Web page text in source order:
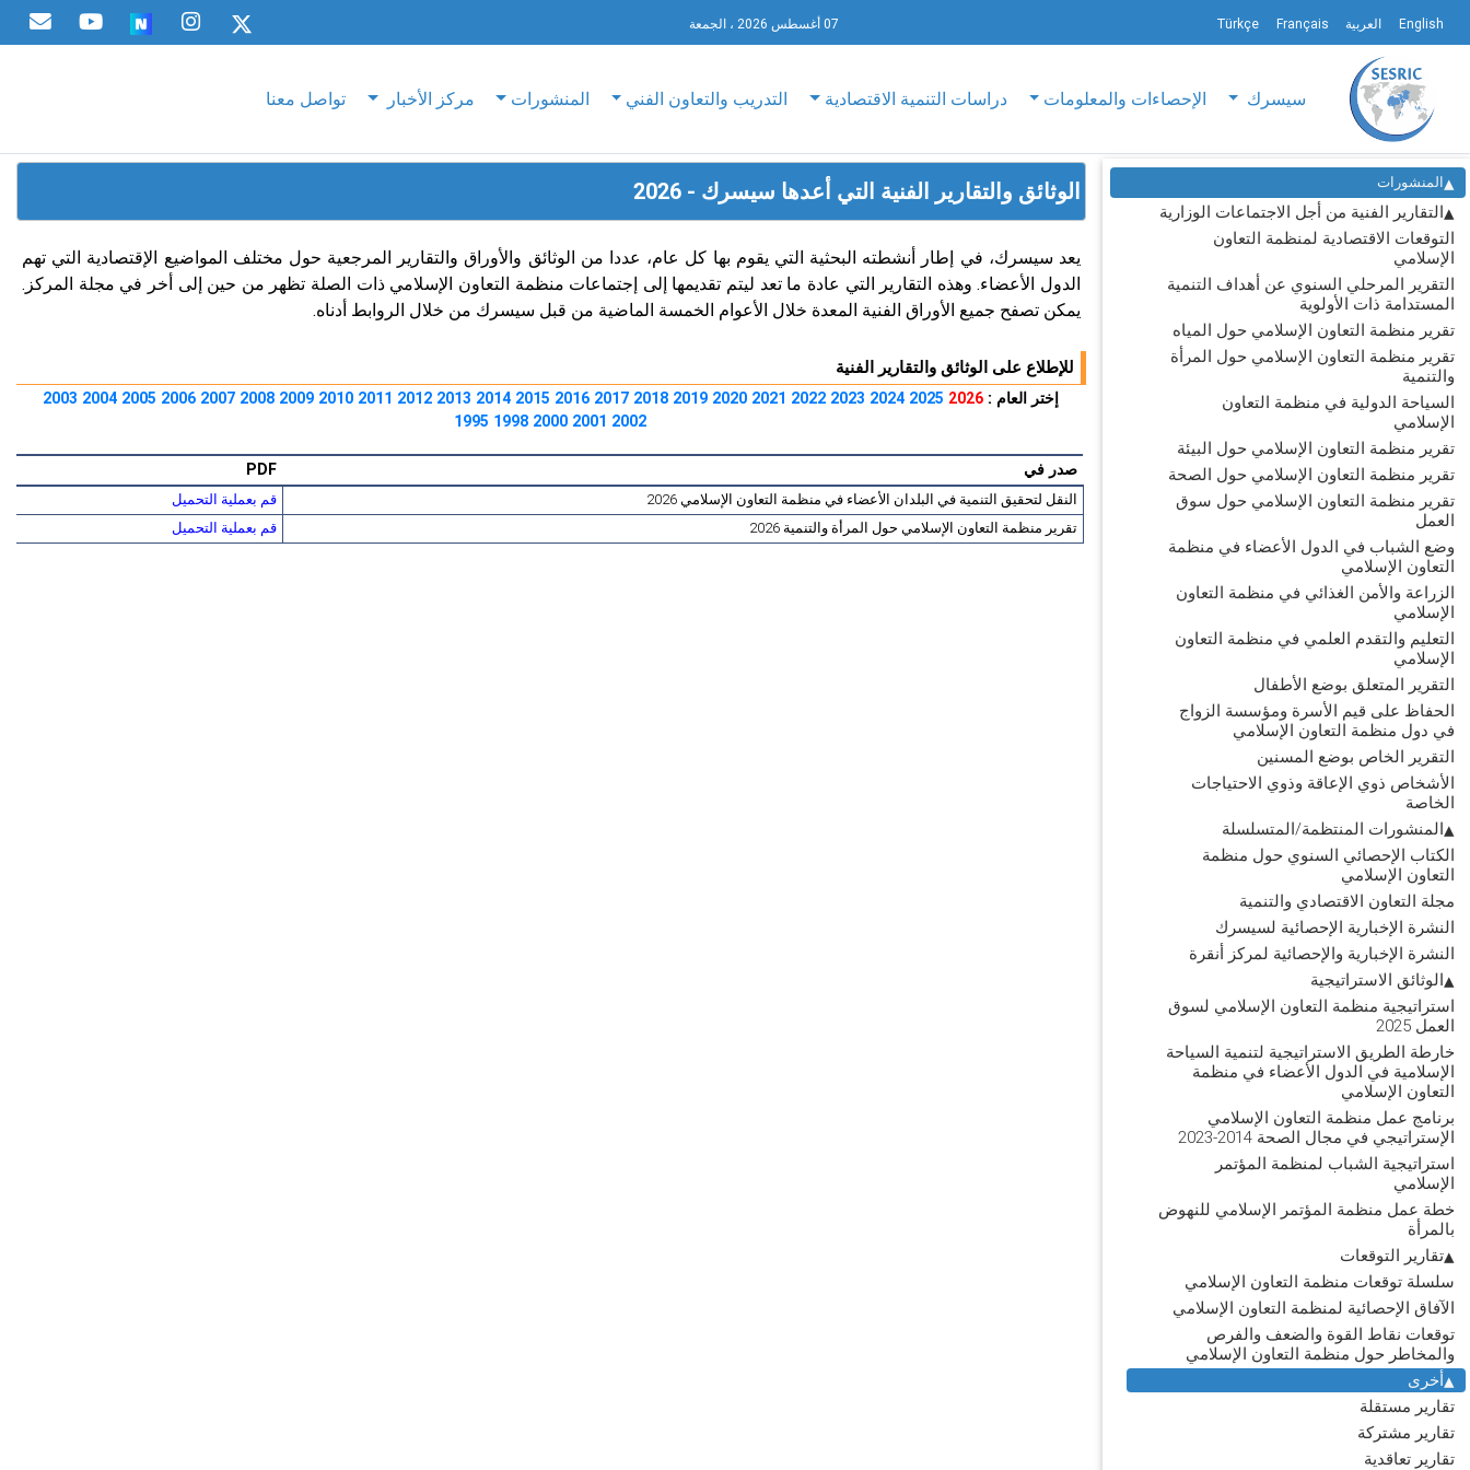
English العربية Français
Türkçe 07 أغسطس 2026 ، الجمعة
سيسرك الإحصاءات والمعلومات دراسات التنمية الاقتصادية التدريب والتعاون الفني المنشورات مركز الأخبار تواصل معنا
المنشورات
التقارير الفنية من أجل الاجتماعات الوزارية
التوقعات الاقتصادية لمنظمة التعاون
الإسلامي
التقرير المرحلي السنوي عن أهداف التنمية
المستدامة ذات الأولوية
تقرير منظمة التعاون الإسلامي حول المياه
تقرير منظمة التعاون الإسلامي حول المرأة
والتنمية
السياحة الدولية في منظمة التعاون
الإسلامي
تقرير منظمة التعاون الإسلامي حول البيئة
تقرير منظمة التعاون الإسلامي حول الصحة
تقرير منظمة التعاون الإسلامي حول سوق
العمل
وضع الشباب في الدول الأعضاء في منظمة
التعاون الإسلامي
الزراعة والأمن الغذائي في منظمة التعاون
الإسلامي
التعليم والتقدم العلمي في منظمة التعاون
الإسلامي
التقرير المتعلق بوضع الأطفال
الحفاظ على قيم الأسرة ومؤسسة الزواج
في دول منظمة التعاون الإسلامي
التقرير الخاص بوضع المسنين
الأشخاص ذوي الإعاقة وذوي الاحتياجات
الخاصة
المنشورات المنتظمة/المتسلسلة
الكتاب الإحصائي السنوي حول منظمة
التعاون الإسلامي
مجلة التعاون الاقتصادي والتنمية
النشرة الإخبارية الإحصائية لسيسرك
النشرة الإخبارية والإحصائية لمركز أنقرة
الوثائق الاستراتيجية
استراتيجية منظمة التعاون الإسلامي لسوق
العمل 2025
خارطة الطريق الاستراتيجية لتنمية السياحة
الإسلامية في الدول الأعضاء في منظمة
التعاون الإسلامي
برنامج عمل منظمة التعاون الإسلامي
الإستراتيجي في مجال الصحة 2014-2023
استراتيجية الشباب لمنظمة المؤتمر
الإسلامي
خطة عمل منظمة المؤتمر الإسلامي للنهوض
بالمرأة
تقارير التوقعات
سلسلة توقعات منظمة التعاون الإسلامي
الآفاق الإحصائية لمنظمة التعاون الإسلامي
توقعات نقاط القوة والضعف والفرص
والمخاطر حول منظمة التعاون الإسلامي
أخرى
تقارير مستقلة
تقارير مشتركة
تقارير تعاقدية
الوثائق والتقارير الفنية التي أعدها سيسرك - 2026
يعد سيسرك، في إطار أنشطته البحثية التي يقوم بها كل عام، عددا من الوثائق والأوراق والتقارير المرجعية حول مختلف المواضيع الإقتصادية التي تهم
الدول الأعضاء. وهذه التقارير التي عادة ما تعد ليتم تقديمها إلى إجتماعات منظمة التعاون الإسلامي ذات الصلة تظهر من حين إلى أخر في مجلة المركز.
يمكن تصفح جميع الأوراق الفنية المعدة خلال الأعوام الخمسة الماضية من قبل سيسرك من خلال الروابط أدناه.
للإطلاع على الوثائق والتقارير الفنية
إختر العام :2026
2025
2024
2023
2022
2021
2020
2019
2018
2017
2016
2015
2014
2013
2012
2011
2010
2009
2008
2007
2006
2005
2004
2003
2002
2001
2000
1998
1995
صدر في PDF
النقل لتحقيق التنمية في البلدان الأعضاء في منظمة التعاون الإسلامي 2026
قم بعملية التحميل
تقرير منظمة التعاون الإسلامي حول المرأة والتنمية 2026
قم بعملية التحميل